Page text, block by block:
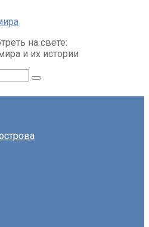
на свете:
и их истории